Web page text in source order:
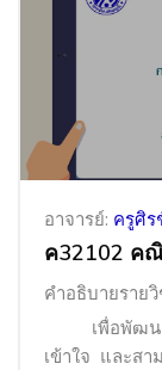
อาจารย์: ครูศิ
ค32102 ค
คำอธิบายราย
เพื่อพัฒนาศั
เข้าใจ และส